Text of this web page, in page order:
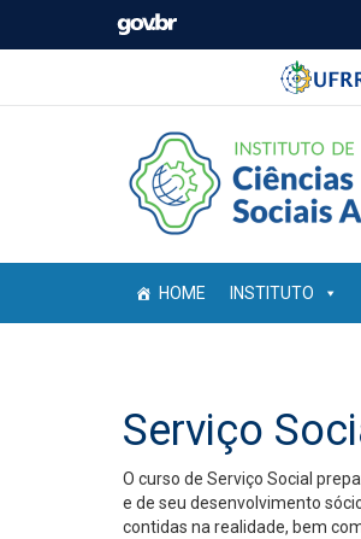
Pular barra
HOME INSTITUTO
Serviço
O curso de Serviço Social
e de seu desenvolvimento
contidas na realidade, bem